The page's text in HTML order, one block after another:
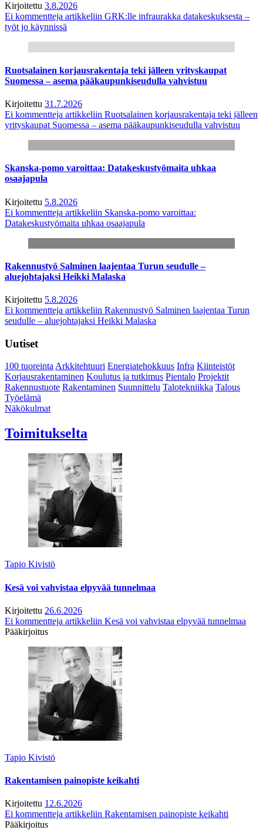
Kirjoitettu 3.8.2026
Ei kommentteja artikkeliin GRK:lle infraurakka datakeskuksesta –
työt jo käynnissä
Ruotsalainen korjausrakentaja teki jälleen yrityskaupat
Suomessa – asema pääkaupunkiseudulla vahvistuu
Kirjoitettu 31.7.2026
Ei kommentteja artikkeliin Ruotsalainen korjausrakentaja teki jälleen
yrityskaupat Suomessa – asema pääkaupunkiseudulla vahvistuu
Skanska-pomo varoittaa: Datakeskustyömaita uhkaa
osaajapula
Kirjoitettu 5.8.2026
Ei kommentteja artikkeliin Skanska-pomo varoittaa:
Datakeskustyömaita uhkaa osaajapula
Rakennustyö Salminen laajentaa Turun seudulle –
aluejohtajaksi Heikki Malaska
Kirjoitettu 5.8.2026
Ei kommentteja artikkeliin Rakennustyö Salminen laajentaa Turun
seudulle – aluejohtajaksi Heikki Malaska
Uutiset
100 tuoreintaArkkitehtuuri Energiatehokkuus Infra Kiinteistöt
Korjausrakentaminen Koulutus ja tutkimus Pientalo Projektit
Rakennustuote Rakentaminen Suunnittelu Talotekniikka Talous
Työelämä
Näkökulmat
Toimitukselta
Tapio Kivistö
Kesä voi vahvistaa elpyvää tunnelmaa
Kirjoitettu 26.6.2026
Ei kommentteja artikkeliin Kesä voi vahvistaa elpyvää tunnelmaa
Pääkirjoitus
Tapio Kivistö
Rakentamisen painopiste keikahti
Kirjoitettu 12.6.2026
Ei kommentteja artikkeliin Rakentamisen painopiste keikahti
Pääkirjoitus